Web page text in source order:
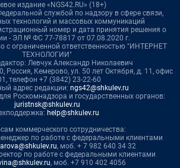
издание «NGS42.RU» (18+)
службой по надзору в сфере связи,
технологий и массовых коммуникаций
номер и дата принятия решения о
- ЭЛ № ФС 77-78817 от 07.08.2020 г.
с ограниченной ответственностью "ИНТЕРНЕТ
ТЕХНОЛОГИИ"
Левчук Александр Николаевич
Россия, Кемерово, ул. 50 лет Октября, д. 11, офис
телефон +7 (3842) 23-22-60
адрес редакции: ngs42@shkulev.ru
Роскомнадзора и государственных органов:
juristnsk@shkulev.ru
help@shkulev.ru
коммерческого сотрудничества:
по работе с федеральными клиентами
, моб. + 7 982 640 34 32
по работе с федеральными клиентами
, моб. +7 910 402 4056